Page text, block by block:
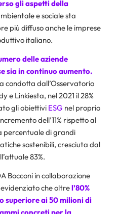
gli aspetti della
e sociale sta
più diffuso anche le imprese
italiano.
delle aziende
sia in continuo aumento.
condotta dall’Osservatorio
e Linkiesta, nel 2021 il 28%
gli obiettivi ESG nel proprio
dell’11% rispetto al
percentuale di grandi
sostenibili, cresciuta dal
83%.
Bocconi in collaborazione
che oltrel’80%
superiore ai 50 milioni di